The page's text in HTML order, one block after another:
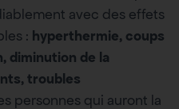
avec des effets
: hyperthermie, coups
diminution de la
troubles
personnes qui auront la